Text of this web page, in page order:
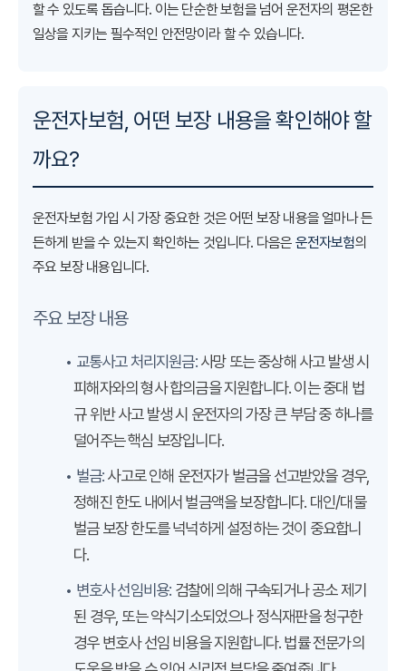
할 수 있도록 돕습니다. 이는 단순한 보험을 넘어 운전자의 평온한
일상을 지키는 필수적인 안전망이라 할 수 있습니다.
운전자보험, 어떤 보장 내용을 확인해야 할
까요?
운전자보험 가입 시 가장 중요한 것은 어떤 보장 내용을 얼마나 든
든하게 받을 수 있는지 확인하는 것입니다. 다음은 운전자보험의
주요 보장 내용입니다.
주요 보장 내용
• 교통사고 처리지원금:사망 또는 중상해 사고 발생 시
피해자와의 형사 합의금을 지원합니다. 이는 중대 법
규 위반 사고 발생 시 운전자의 가장 큰 부담 중 하나를
덜어주는 핵심 보장입니다.
• 벌금:사고로 인해 운전자가 벌금을 선고받았을 경우,
정해진 한도 내에서 벌금액을 보장합니다. 대인/대물
벌금 보장 한도를 넉넉하게 설정하는 것이 중요합니
다.
• 변호사 선임비용: 검찰에 의해 구속되거나 공소 제기
된 경우, 또는 약식기소되었으나 정식재판을 청구한
경우 변호사 선임 비용을 지원합니다. 법률 전문가의